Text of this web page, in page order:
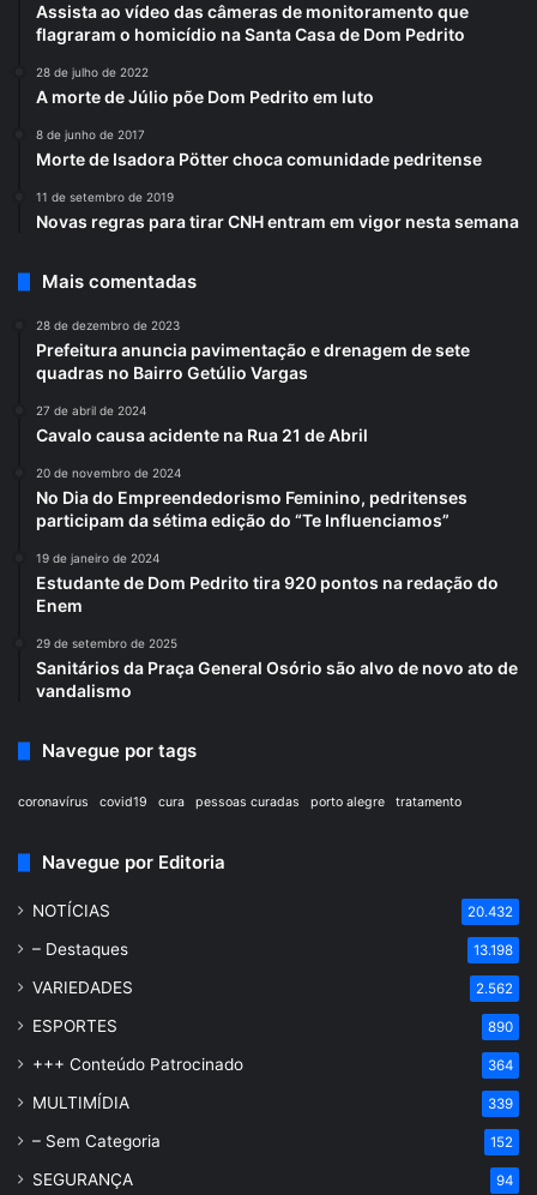
Assista ao vídeo das câmeras de monitoramento que
flagraram o homicídio na Santa Casa de Dom Pedrito
28 de julho de 2022
A morte de Júlio põe Dom Pedrito em luto
8 de junho de 2017
Morte de Isadora Pötter choca comunidade pedritense
11 de setembro de 2019
Novas regras para tirar CNH entram em vigor nesta semana
Mais comentadas
28 de dezembro de 2023
Prefeitura anuncia pavimentação e drenagem de sete
quadras no Bairro Getúlio Vargas
27 de abril de 2024
Cavalo causa acidente na Rua 21 de Abril
20 de novembro de 2024
No Dia do Empreendedorismo Feminino, pedritenses
participam da sétima edição do “Te Influenciamos”
19 de janeiro de 2024
Estudante de Dom Pedrito tira 920 pontos na redação do
Enem
29 de setembro de 2025
Sanitários da Praça General Osório são alvo de novo ato de
vandalismo
Navegue por tags
coronavírus covid19 cura pessoas curadas porto alegre tratamento
Navegue por Editoria
NOTÍCIAS 20.432
– Destaques 13.198
VARIEDADES 2.562
ESPORTES 890
+++ Conteúdo Patrocinado 364
MULTIMÍDIA 339
– Sem Categoria 152
SEGURANÇA 94